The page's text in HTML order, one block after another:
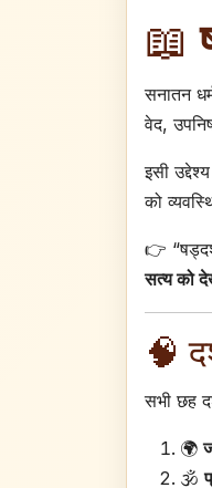
📖
सनातन
वेद,
इसी
को
👉
सत्य को
🧠
सभी छह
🌍
🕉️